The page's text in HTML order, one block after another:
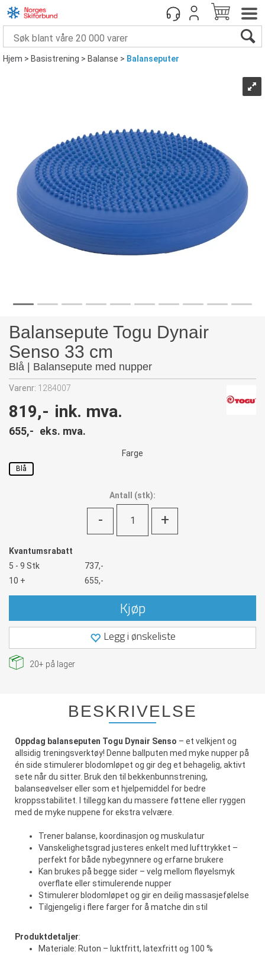
Hjem>Basistrening>Balanse> Balanseputer
Balansepute Togu Dynair
Senso 33 cm
Blå | Balansepute med nupper
Varenr: 1284007
819,- ink. mva.
655,- eks. mva.
Farge
Blå
Antall (stk):
- +
Kvantumsrabatt
5 - 9 Stk
737,-
10 +
655,-
Kjøp
Legg i ønskeliste
20+ på lager
BESKRIVELSE
Oppdag balanseputen Togu Dynair Senso – et velkjent og
allsidig treningsverktøy! Denne ballputen med myke nupper på
én side stimulerer blodomløpet og gir deg et behagelig, aktivt
sete når du sitter. Bruk den til bekkenbunnstrening,
balanseøvelser eller som et hjelpemiddel for bedre
kroppsstabilitet. I tillegg kan du massere føttene eller ryggen
med de myke nuppene for ekstra velvære.
Trener balanse, koordinasjon og muskulatur
Vanskelighetsgrad justeres enkelt med lufttrykket –
perfekt for både nybegynnere og erfarne brukere
Kan brukes på begge sider – velg mellom fløyelsmyk
overflate eller stimulerende nupper
Stimulerer blodomløpet og gir en deilig massasjefølelse
Tilgjengelig i flere farger for å matche din stil
Produktdetaljer:
Materiale: Ruton – luktfritt, latexfritt og 100 %